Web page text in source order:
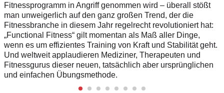
Fitnessprogramm in Angriff genommen wird – überall stößt
man unweigerlich auf den ganz großen Trend, der die
Fitnessbranche in diesem Jahr regelrecht revolutioniert hat:
„Functional Fitness“ gilt momentan als Maß aller Dinge,
wenn es um effizientes Training von Kraft und Stabilität geht.
Und weltweit applaudieren Mediziner, Therapeuten und
Fitnessgurus dieser neuen, tatsächlich aber ursprünglichen
und einfachen Übungsmethode.